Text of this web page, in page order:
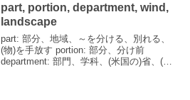
part, portion, department, wind,
landscape
part: 部分、地域、～を分ける、別れる、
(物)を手放す portion: 部分、分け前
department: 部門、学科、(米国の)省、(百